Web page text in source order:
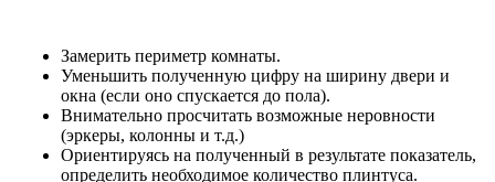
Замерить периметр комнаты.
Уменьшить полученную цифру на ширину двери и
окна (если оно спускается до пола).
Внимательно просчитать возможные неровности
(эркеры, колонны и т.д.)
Ориентируясь на полученный в результате показатель,
определить необходимое количество плинтуса.